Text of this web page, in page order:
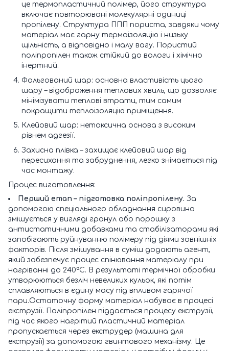
це термопластичний полімер, його структура
включає повторювані молекулярні одиниці
пропілену. Структура ППП пориста, завдяки чому
матеріал має гарну термоізоляцію і низьку
щільність, а відповідно і малу вагу. Пористий
поліпропілен також стійкий до вологи і хімічно
інертний.
Фольгований шар: основна властивість цього
шару – відображення теплових хвиль, що дозволяє
мінімізувати теплові втрати, тим самим
покращити теплоізоляцію приміщення.
Клейовий шар: нетоксична основа з високим
рівнем адгезії.
Захисна плівка – захищає клейовий шар від
пересихання та забруднення, легко знімається під
час монтажу.
Процес виготовлення:
Перший етап – підготовка поліпропілену. За
допомогою спеціального обладнання сировина
змішується у вигляді гранул або порошку з
антистатичними добавками та стабілізаторами які
запобігають руйнуванню полімеру під діями зовнішніх
факторів. Після змішування в суміш додають агент,
який забезпечує процес спінювання матеріалу при
нагріванні до 240ºС. В результаті термічної обробки
утворюються безліч невеликих кульок, які потім
сплавляються в єдину масу під впливом гарячої
пари.Остаточну форму матеріал набуває в процесі
екструзії. Поліпропілен піддається процесу екструзії,
під час якого нагрітий пластичний матеріал
пропускається через екструдер (машина для
екструзії) за допомогою гвинтового механізму. Це